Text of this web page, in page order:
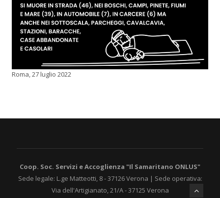
Roma, 27 luglio 2022
Coop. Soc. Servizi e Accoglienza "Il Samaritano ONLUS"
Sede legale: L.ge Matteotti, 8 - 37126 Verona | Sede operativa:
Via dell'Artigianato, 21/A - 37125 Verona